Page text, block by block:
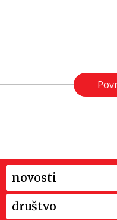
novosti
društvo